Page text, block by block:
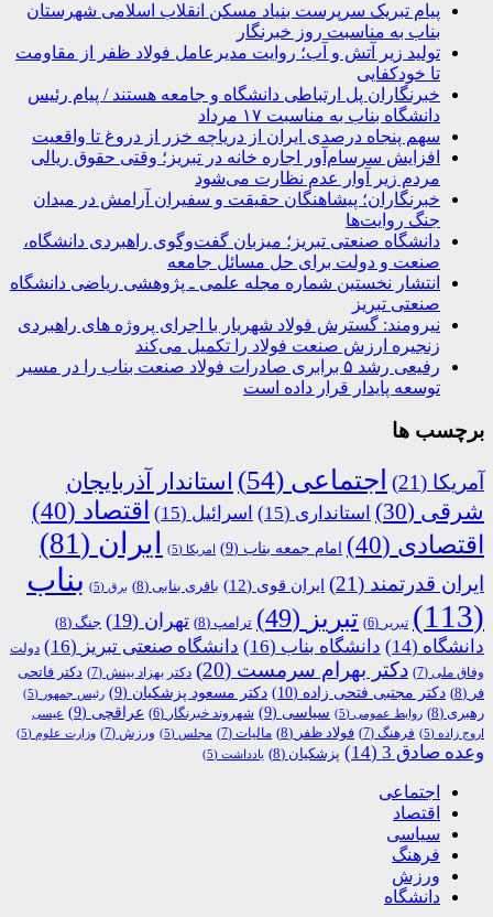
پیام تبریک سرپرست بنیاد مسکن انقلاب اسلامی شهرستان
بناب به مناسبت روز خبرنگار
تولید زیر آتش و آب؛ روایت مدیرعامل فولاد ظفر از مقاومت
تا خودکفایی
خبرنگاران پل ارتباطی دانشگاه و جامعه هستند / پیام رئیس
دانشگاه بناب به مناسبت ۱۷ مرداد
سهم پنجاه درصدی ایران از دریاچه خزر از دروغ تا واقعیت
افزایش سرسام‌آور اجاره خانه در تبریز؛ وقتی حقوق ریالی
مردم زیر آوار عدم نظارت می‌شود
خبرنگاران؛ پیشاهنگان حقیقت و سفیران آرامش در میدان
جنگ روایت‌ها
دانشگاه صنعتی تبریز؛ میزبان گفت‌وگوی راهبردی دانشگاه،
صنعت و دولت برای حل مسائل جامعه
انتشار نخستین شماره مجله علمی ـ پژوهشی ریاضی دانشگاه
صنعتی تبریز
نیرومند: گسترش فولاد شهریار با اجرای پروژه های راهبردی
زنجیره ارزش صنعت فولاد را تکمیل می‌کند
رفیعی رشد ۵ برابری صادرات فولاد صنعت بناب را در مسیر
توسعه پایدار قرار داده است
برچسب ها
آمریکا (21) اجتماعی (54)
استاندار آذربایجان
شرقی (30) استانداری (15) اسرائیل (15) اقتصاد (40)
اقتصادی (40) امام جمعه بناب (9) امریکا (5) ایران (81)
ایران قدرتمند (21) ایران قوی (12) باقری بنابی (8) برق (5)
بناب
(113)
تبریر (6) تبریز (49) ترامپ (8) تهران (19) جنگ (8)
دانشگاه (14) دانشگاه بناب (16) دانشگاه صنعتی تبریز (16)
دولت
وفاق ملی (7) دکتر بهرام سرمست (20) دکتر بهزاد بینش (7)
دکتر فاتحی
فر (8) دکتر مجتبی فتحی زاده (10) دکتر مسعود پزشکیان (9) رئیس جمهور (5)
رهبری (8) روابط عمومی (5) سیاسی (9) شهروند خبرنگار (6) عراقچی (9)
عیسی
اروج زاده (5) فرهنگ (7) فولاد ظفر (8) مالیات (7) مجلس (5) ورزش (7) وزارت علوم (5)
وعده صادق 3 (14) پزشکیان (8) یادداشت (5)
اجتماعی
اقتصاد
سیاسی
فرهنگ
ورزش
دانشگاه